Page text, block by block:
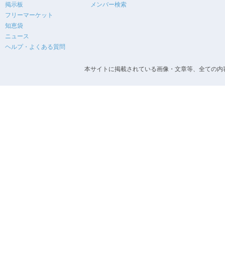
掲示板
フリーマーケット
知恵袋
ニュース
ヘルプ・よくある質問
メンバー検索
本サイトに掲載されている画像・文章等、全ての